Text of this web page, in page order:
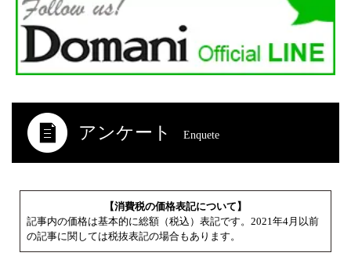
アンケート Enquete
【消費税の価格表記について】
記事内の価格は基本的に総額（税込）表記です。2021年4月以前
の記事に関しては税抜表記の場合もあります。